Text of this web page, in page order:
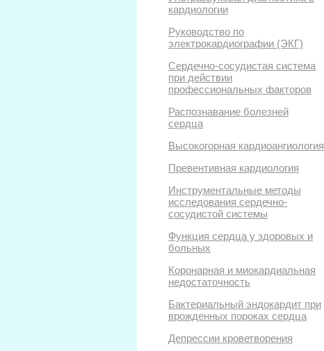
кардиологии
Руководство по
электрокардиографии (ЭКГ)
Сердечно-сосудистая система
при действии
профессиональных факторов
Распознавание болезней
сердца
Высокогорная кардиоангиология
Превентивная кардиология
Инструментальные методы
исследования сердечно-
сосудистой системы
Функция сердца у здоровых и
больных
Коронарная и миокардиальная
недостаточность
Бактериальный эндокардит при
врожденных пороках сердца
Депрессии кроветворения